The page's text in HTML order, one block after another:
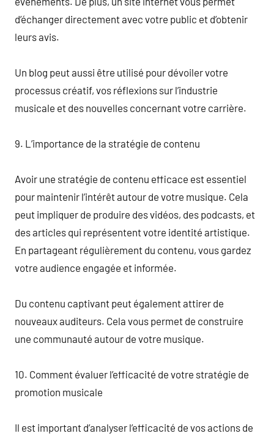
d’échanger directement avec votre public et d’obtenir
leurs avis.
Un blog peut aussi être utilisé pour dévoiler votre
processus créatif, vos réflexions sur l’industrie
musicale et des nouvelles concernant votre carrière.
9. L’importance de la stratégie de contenu
Avoir une stratégie de contenu efficace est essentiel
pour maintenir l’intérêt autour de votre musique. Cela
peut impliquer de produire des vidéos, des podcasts, et
des articles qui représentent votre identité artistique.
En partageant régulièrement du contenu, vous gardez
votre audience engagée et informée.
Du contenu captivant peut également attirer de
nouveaux auditeurs. Cela vous permet de construire
une communauté autour de votre musique.
10. Comment évaluer l’efficacité de votre stratégie de
promotion musicale
Il est important d’analyser l’efficacité de vos actions de